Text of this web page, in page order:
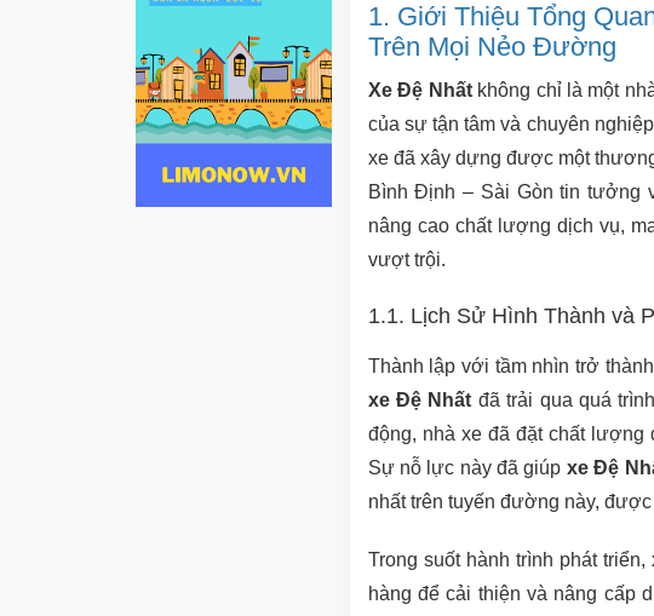
1. Giới Thiệu Tổng
Trên Mọi Nẻo Đường
Xe Đệ Nhấtkhông chỉ là một
của sự tận tâm và chuyên
xe đã xây dựng được một
Bình Định – Sài Gòn tin tưởng
nâng cao chất lượng dịch vụ,
vượt trội.
1.1. Lịch Sử Hình Thành và
Thành lập với tầm nhìn trở
xe Đệ Nhất đã trải qua quá
động, nhà xe đã đặt chất lượng
Sự nỗ lực này đã giúp xe Đệ
nhất trên tuyến đường này,
Trong suốt hành trình phát triển,
hàng để cải thiện và nâng cấp